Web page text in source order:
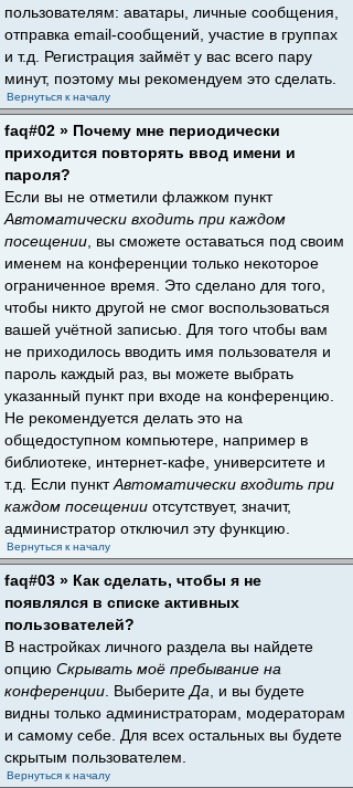
пользователям: аватары, личные сообщения,
отправка email-сообщений, участие в группах
и т.д. Регистрация займёт у вас всего пару
минут, поэтому мы рекомендуем это сделать.
Вернуться к началу
faq#02 » Почему мне периодически
приходится повторять ввод имени и
пароля?
Если вы не отметили флажком пункт
Автоматически входить при каждом
посещении , вы сможете оставаться под своим
именем на конференции только некоторое
ограниченное время. Это сделано для того,
чтобы никто другой не смог воспользоваться
вашей учётной записью. Для того чтобы вам
не приходилось вводить имя пользователя и
пароль каждый раз, вы можете выбрать
указанный пункт при входе на конференцию.
Не рекомендуется делать это на
общедоступном компьютере, например в
библиотеке, интернет-кафе, университете и
т.д. Если пунктАвтоматически входить при
каждом посещении отсутствует, значит,
администратор отключил эту функцию.
Вернуться к началу
faq#03 » Как сделать, чтобы я не
появлялся в списке активных
пользователей?
В настройках личного раздела вы найдете
опцию Скрывать моё пребывание на
конференции . Выберите Да , и вы будете
видны только администраторам, модераторам
и самому себе. Для всех остальных вы будете
скрытым пользователем.
Вернуться к началу